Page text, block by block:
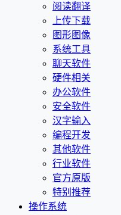
阅读翻译
上传下载
图形图像
系统工具
聊天软件
硬件相关
办公软件
安全软件
汉字输入
编程开发
其他软件
行业软件
官方原版
特别推荐
操作系统